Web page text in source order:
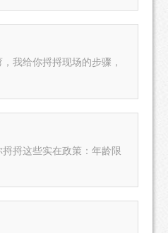
我给你捋捋现场的步骤，
捋这些实在政策：年龄限